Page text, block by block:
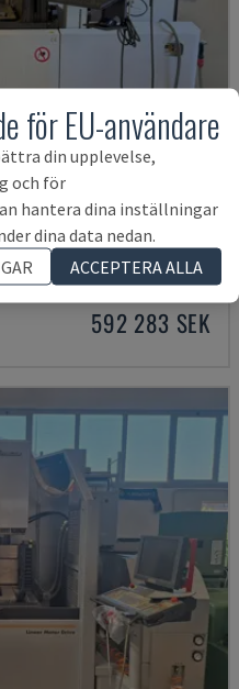
592 283 SEK
för EU-användare
din upplevelse,
och för
hantera dina inställningar
dina data nedan.
ACCEPTERA ALLA